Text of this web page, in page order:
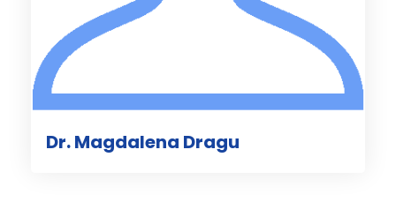
Dr. Magdalena Dragu